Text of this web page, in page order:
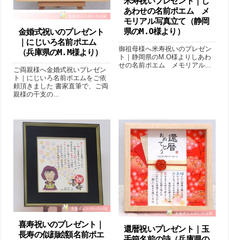
金婚式祝いのプレゼント
｜にじいろ名前ポエム
（兵庫県のM.M様より ）
ご両親様へ金婚式祝いプレゼン
ト｜にじいろ名前ポエムをご依
頼頂きました 書家直筆で、ご両
親様の干支の...
あわせの名前ポエム メ
モリアル写真立て（静岡
県のM.O様より）
御祖母様へ米寿祝いのプレゼン
ト｜静岡県のM.O様よりしあわ
せの名前ポエム メモリアル...
喜寿祝いのプレゼント｜
長寿の似顔絵額名前ポエ
還暦祝いプレゼント｜玉